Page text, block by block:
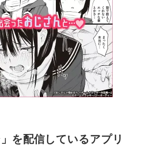
」を配信しているアプリ